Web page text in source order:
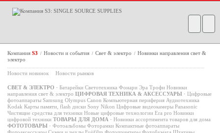
Компания S3 / Новости и события / Свет & электро / Новинки направления свет &
электро
Новости новинок Новости рынков
СВЕТ & ЭЛЕКТРО · Батарейки Светотехника Фонари Эра Трофи Новинки
направления свет & электро ЦИФРОВАЯ ТЕХНИКА & АКСЕССУАРЫ · Цифровые
фотоаппараты Samsung Olympus Canon Компьютерная периферия Аудиотехника
Kodak Карты памяти, flash диски Sony Nikon Цифровые видеокамеры Panasonic
Чистящие средства для техники Новые цифровые технологии Era pro Новинки
цифровой техники ТОВАРЫ ДЛЯ ДОМА · Новинки ассортимента товаров для дома
ФОТОТОВАРЫ · Фотоальбомы Фоторамки Компактные фотоаппараты